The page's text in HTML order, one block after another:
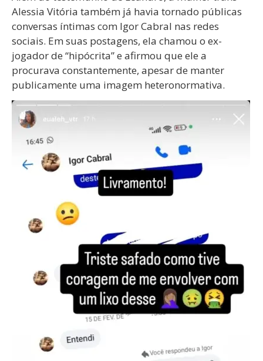
Alessia Vitória também já havia tornado públicas
conversas íntimas com Igor Cabral nas redes
sociais. Em suas postagens, ela chamou o ex-
jogador de “hipócrita” e afirmou que ele a
procurava constantemente, apesar de manter
publicamente uma imagem heteronormativa.